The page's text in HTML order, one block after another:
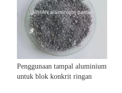
Penggunaan tampal aluminium
untuk blok konkrit ringan